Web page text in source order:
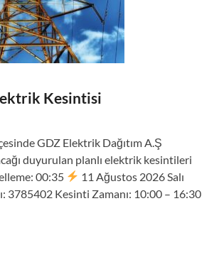
Kesintisi
GDZ Elektrik Dağıtım A.Ş
duyurulan planlı elektrik kesintileri
00:35
11 Ağustos 2026 Salı
3785402 Kesinti Zamanı: 10:00 – 16:30